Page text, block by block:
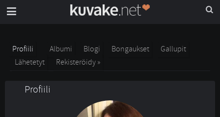
Profiili Albumi Blogi Bongaukset
Gallupit
Lähetetyt
Rekisteröidy »
Profiili